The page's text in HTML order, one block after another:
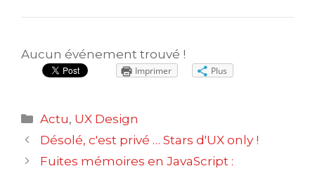
Aucun événement trouvé !
Imprimer Plus
Catégories
Actu, UX Design
Navigation
des
Désolé, c'est privé … Stars d'UX only !
Fuites mémoires en JavaScript :